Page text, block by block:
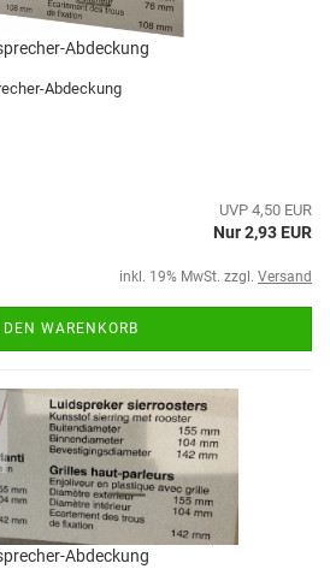
Abdeckung
Abdeckung
UVP 4,50 EUR
Nur 2,93 EUR
inkl. 19% MwSt. zzgl. Versand
DEN WARENKORB
Abdeckung